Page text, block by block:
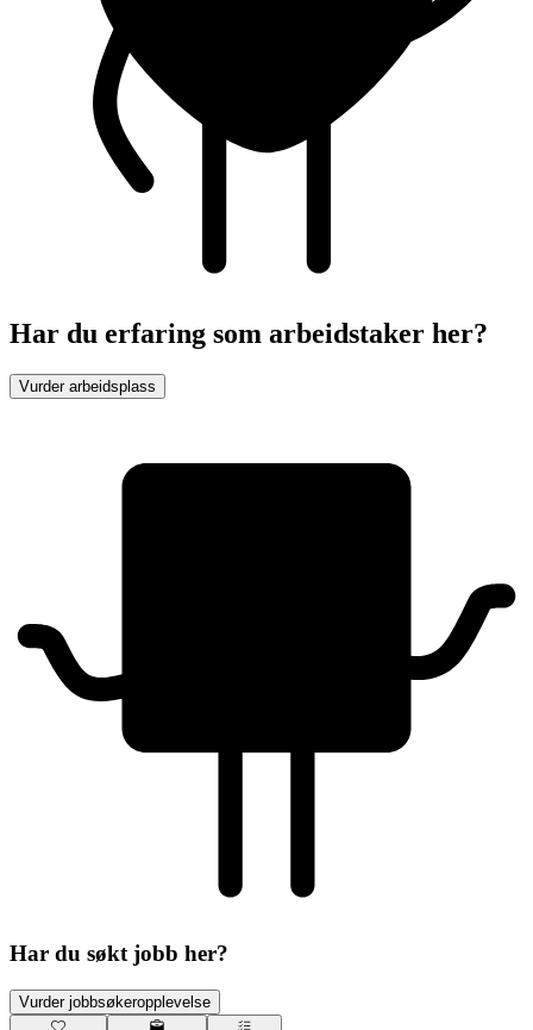
Har du erfaring som arbeidstaker her?
Vurder arbeidsplass
Har du søkt jobb her?
Vurder jobbsøkeropplevelse